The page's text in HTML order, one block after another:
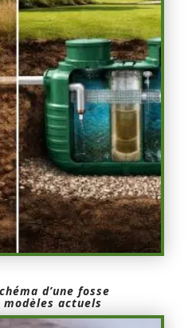
d’une fosse
actuels